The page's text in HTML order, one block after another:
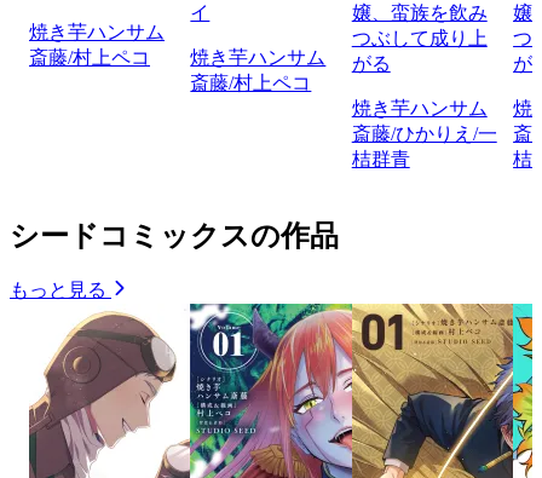
焼き芋ハンサム
斎藤/村上ペコ
イ
焼き芋ハンサム
斎藤/村上ペコ
嬢、蛮族を飲み
つぶして成り上
がる
焼き芋ハンサム
斎藤/ひかりえ/一
桔群青
嬢
つ
が
焼
斎
桔
シードコミックスの作品
もっと見る